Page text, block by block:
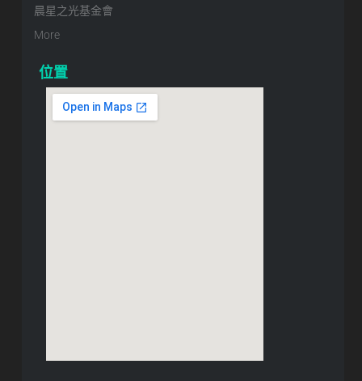
晨星之光基金會
More
位置